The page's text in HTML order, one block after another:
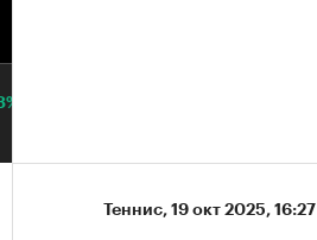
Теннис⁠, 19 окт 2025, 16:27